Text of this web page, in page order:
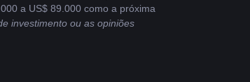
a US$ 89.000 como a próxima
investimento ou as opiniões